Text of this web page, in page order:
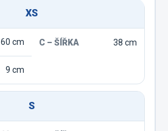
XS
60 cm 38 cm
9 cm
S